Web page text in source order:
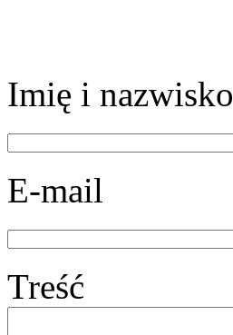
Imię i nazwisko
E-mail
Treść